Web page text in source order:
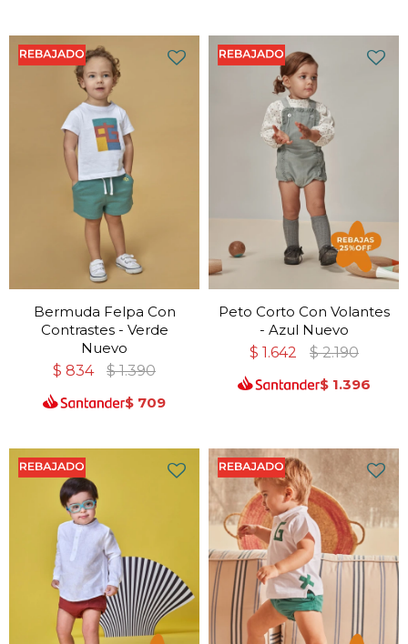
Bermuda Felpa Con
Contrastes - Verde
Nuevo
$ 834 $ 1.390
$ 709
Peto Corto Con Volantes
- Azul Nuevo
$ 1.642 $ 2.190
$ 1.396